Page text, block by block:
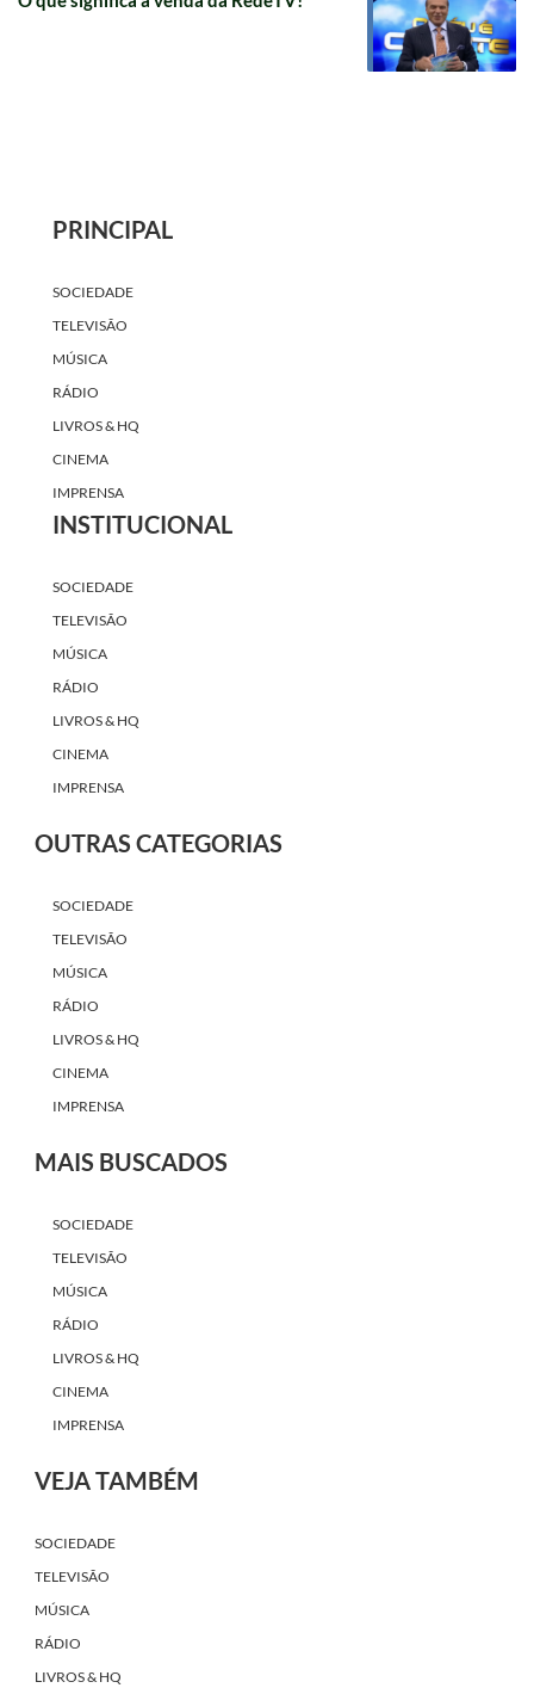
PRINCIPAL
SOCIEDADE
TELEVISÃO
MÚSICA
RÁDIO
LIVROS & HQ
CINEMA
IMPRENSA
INSTITUCIONAL
SOCIEDADE
TELEVISÃO
MÚSICA
RÁDIO
LIVROS & HQ
CINEMA
IMPRENSA
OUTRAS CATEGORIAS
SOCIEDADE
TELEVISÃO
MÚSICA
RÁDIO
LIVROS & HQ
CINEMA
IMPRENSA
MAIS BUSCADOS
SOCIEDADE
TELEVISÃO
MÚSICA
RÁDIO
LIVROS & HQ
CINEMA
IMPRENSA
VEJA TAMBÉM
SOCIEDADE
TELEVISÃO
MÚSICA
RÁDIO
LIVROS & HQ